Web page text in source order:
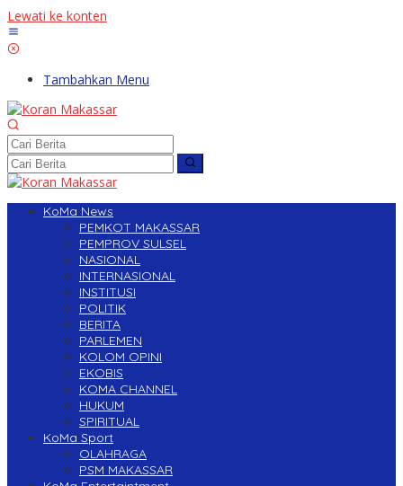
Lewati ke konten
Tambahkan Menu
KoMa News
PEMKOT MAKASSAR
PEMPROV SULSEL
NASIONAL
INTERNASIONAL
INSTITUSI
POLITIK
BERITA
PARLEMEN
KOLOM OPINI
EKOBIS
KOMA CHANNEL
HUKUM
SPIRITUAL
KoMa Sport
OLAHRAGA
PSM MAKASSAR